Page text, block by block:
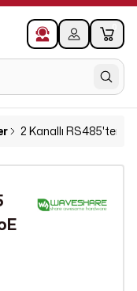
0
2 Kanallı RS485'ten